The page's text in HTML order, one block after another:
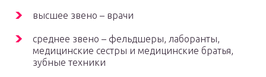
высшее звено – врачи
среднее звено – фельдшеры, лаборанты,
медицинские сестры и медицинские братья,
зубные техники